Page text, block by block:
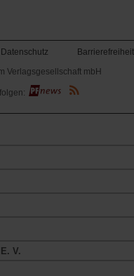
Datenschutz
Barrierefreiheit
Verlagsgesellschaft mbH
(Öffnet
in
neuen
V.